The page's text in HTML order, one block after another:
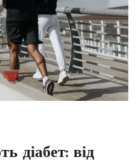
діабет: від